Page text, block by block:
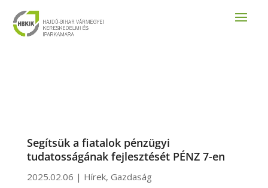
Segítsük a fiatalok pénzügyi
tudatosságának fejlesztését PÉNZ 7-en
2025.02.06 | Hírek, Gazdaság